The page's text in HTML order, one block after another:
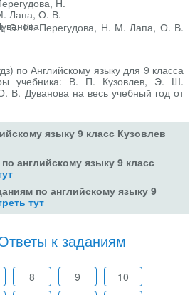
Э. Ш. Перегудова, Н. М. Лапа, О. В.
по Английскому языку для 9 класса
учебника: В. П. Кузовлев, Э. Ш.
В. Дуванова на весь учебный год от
языку 9 класс Кузовлев
английскому языку 9 класс
по английскому языку 9
тут
к заданиям
8 9
10